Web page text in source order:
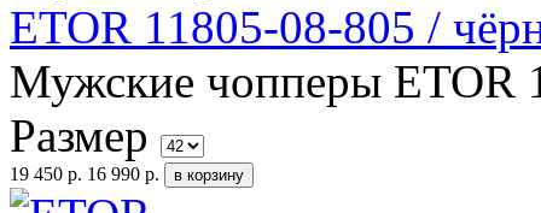
ETOR 11805-08-805 /
Мужские чопперы ETOR
Размер
19 450 р. 16 990 р.